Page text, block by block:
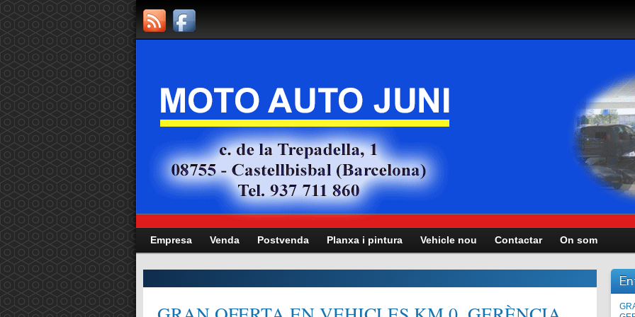
Empresa Venda Postvenda Planxa i pintura Vehicle nou Contactar On som